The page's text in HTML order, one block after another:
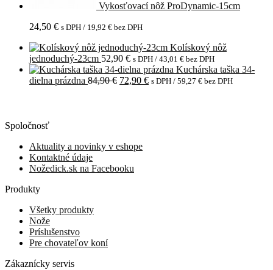
Vykosťovací nôž ProDynamic-15cm
24,50 € s DPH / 19,92 € bez DPH
Kolískový nôž
jednoduchý-23cm 52,90 € s DPH / 43,01 € bez DPH
Kuchárska taška 34-
dielna prázdna 84,90€ Pôvodná
72,90 €Aktuálna
s DPH / 59,27 € bez DPH
Spoločnosť
Aktuality a novinky v eshope
Kontaktné údaje
Nožedick.sk na Facebooku
Produkty
Všetky produkty
Nože
Príslušenstvo
Pre chovateľov koní
Zákaznícky servis